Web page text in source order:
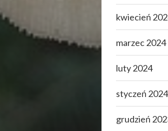
kwiecień
marzec 2024
luty 2024
styczeń 2024
grudzień